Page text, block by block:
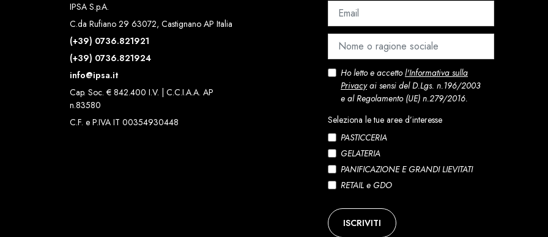
IPSA S.p.A.
C.da Rufiano 29 63072, Castignano AP Italia
(+39) 0736.821921
(+39) 0736.821924
info@ipsa.it
Cap. Soc. € 842.400 I.V. | C.C.I.A.A. AP
n.83580
C.F. e P.IVA IT 00354930448
Ho letto e accettol'Informativa sulla
Privacyai sensi del D.Lgs. n.196/2003
e al Regolamento (UE) n.279/2016.
Seleziona le tue aree d’interesse
PASTICCERIA
GELATERIA
PANIFICAZIONE E GRANDI LIEVITATI
RETAIL e GDO
ISCRIVITI